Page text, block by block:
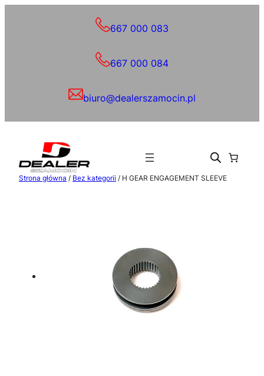
667 000 083
667 000 084
biuro@dealerszamocin.pl
Strona główna / Bez kategorii / H GEAR ENGAGEMENT SLEEVE